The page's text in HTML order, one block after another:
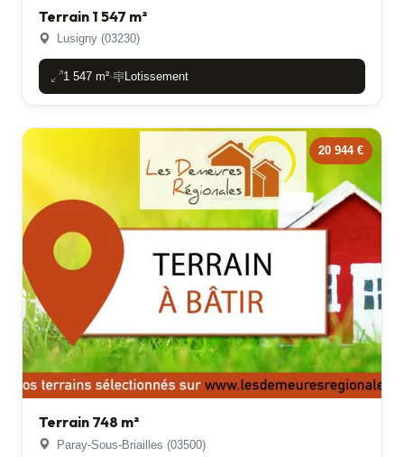
Terrain 1 547 m²
Lusigny (03230)
1 547 m²- Lotissement
20 944 €
Terrain 748 m²
Paray-Sous-Briailles (03500)